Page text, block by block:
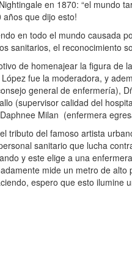
en 1870: “el mundo
que dijo esto!
en todo el mundo causada
sanitarios, el reconocimiento
de homenajear la figura de
fue la moderadora, y
general de enfermería),
(supervisor calidad del
Milan (enfermera
tributo del famoso artista
sanitario que lucha
y este elige a una
mide un metro de
espero que esto ilumine